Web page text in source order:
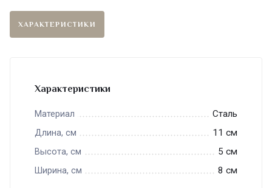
ХАРАКТЕРИСТИКИ
Характеристики
Материал Сталь
Длина, см 11 см
Высота, см 5 см
Ширина, см 8 см